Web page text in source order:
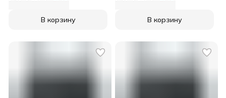
В корзину В корзину